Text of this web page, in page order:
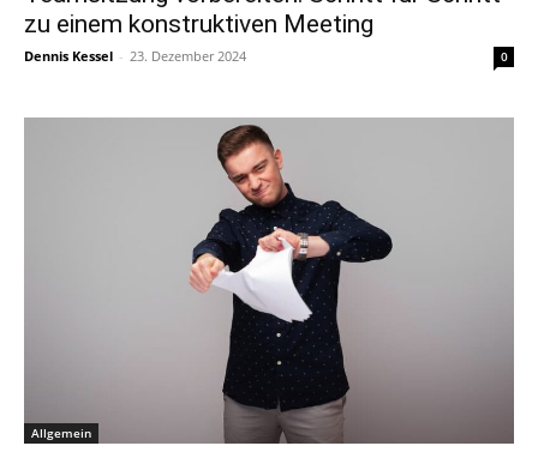
zu einem konstruktiven Meeting
Dennis Kessel - 23. Dezember 2024 0
Allgemein